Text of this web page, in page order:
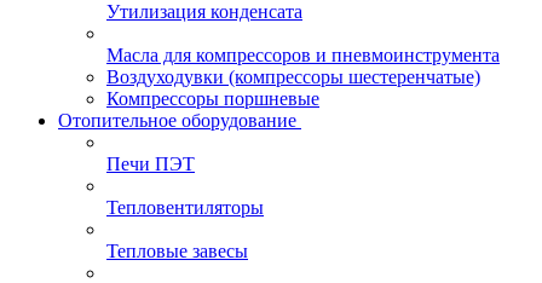
Утилизация конденсата
Масла для компрессоров и пневмоинструмента
Воздуходувки (компрессоры шестеренчатые)
Компрессоры поршневые
Отопительное оборудование
Печи ПЭТ
Тепловентиляторы
Тепловые завесы